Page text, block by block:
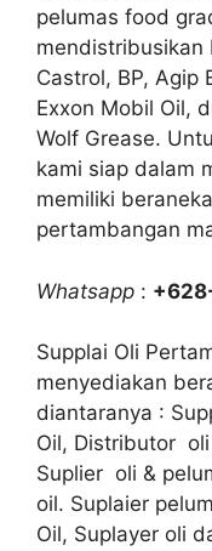
pelumas food
Castrol, BP, Agip
Exxon Mobil Oil,
Wolf Grease.
kami siap dalam
memiliki
pertambangan
Whatsapp :
Supplai Oli
menyediakan
diantaranya :
Oil, Distributor oli
Suplier oli &
oil. Suplaier
Oil, Suplayer oli